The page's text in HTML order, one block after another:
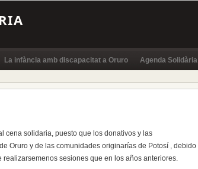
La infància amb discapacitat a Oruro Agenda Solidària
cena solidaria, puesto que los donativos y las
Oruro y de las comunidades originarías de Potosí , debido
sesiones que en los años anteriores.